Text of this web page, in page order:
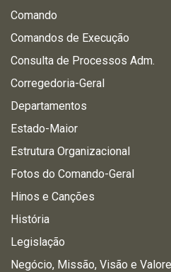
Comando
Comandos de Execução
Consulta de Processos Adm.
Corregedoria-Geral
Departamentos
Estado-Maior
Estrutura Organizacional
Fotos do Comando-Geral
Hinos e Canções
História
Legislação
Negócio, Missão, Visão e